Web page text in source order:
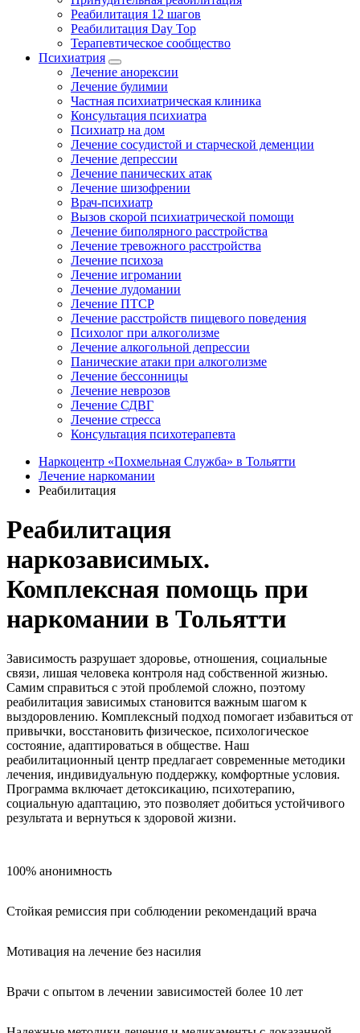
Реабилитация 12 шагов
Реабилитация Day Top
Терапевтическое сообщество
Психиатрия
Лечение анорексии
Лечение булимии
Частная психиатрическая клиника
Консультация психиатра
Психиатр на дом
Лечение сосудистой и старческой деменции
Лечение депрессии
Лечение панических атак
Лечение шизофрении
Врач-психиатр
Вызов скорой психиатрической помощи
Лечение биполярного расстройства
Лечение тревожного расстройства
Лечение психоза
Лечение игромании
Лечение лудомании
Лечение ПТСР
Лечение расстройств пищевого поведения
Психолог при алкоголизме
Лечение алкогольной депрессии
Панические атаки при алкоголизме
Лечение бессонницы
Лечение неврозов
Лечение СДВГ
Лечение стресса
Консультация психотерапевта
Наркоцентр «Похмельная Служба» в Тольятти
Лечение наркомании
Реабилитация
Реабилитация
наркозависимых.
Комплексная помощь при
наркомании в Тольятти
Зависимость разрушает здоровье, отношения, социальные
связи, лишая человека контроля над собственной жизнью.
Самим справиться с этой проблемой сложно, поэтому
реабилитация зависимых становится важным шагом к
выздоровлению. Комплексный подход помогает избавиться от
привычки, восстановить физическое, психологическое
состояние, адаптироваться в обществе. Наш
реабилитационный центр предлагает современные методики
лечения, индивидуальную поддержку, комфортные условия.
Программа включает детоксикацию, психотерапию,
социальную адаптацию, это позволяет добиться устойчивого
результата и вернуться к здоровой жизни.
100% анонимность
Стойкая ремиссия при соблюдении рекомендаций врача
Мотивация на лечение без насилия
Врачи с опытом в лечении зависимостей более 10 лет